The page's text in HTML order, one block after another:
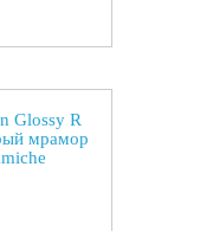
Glossy R
мрамор